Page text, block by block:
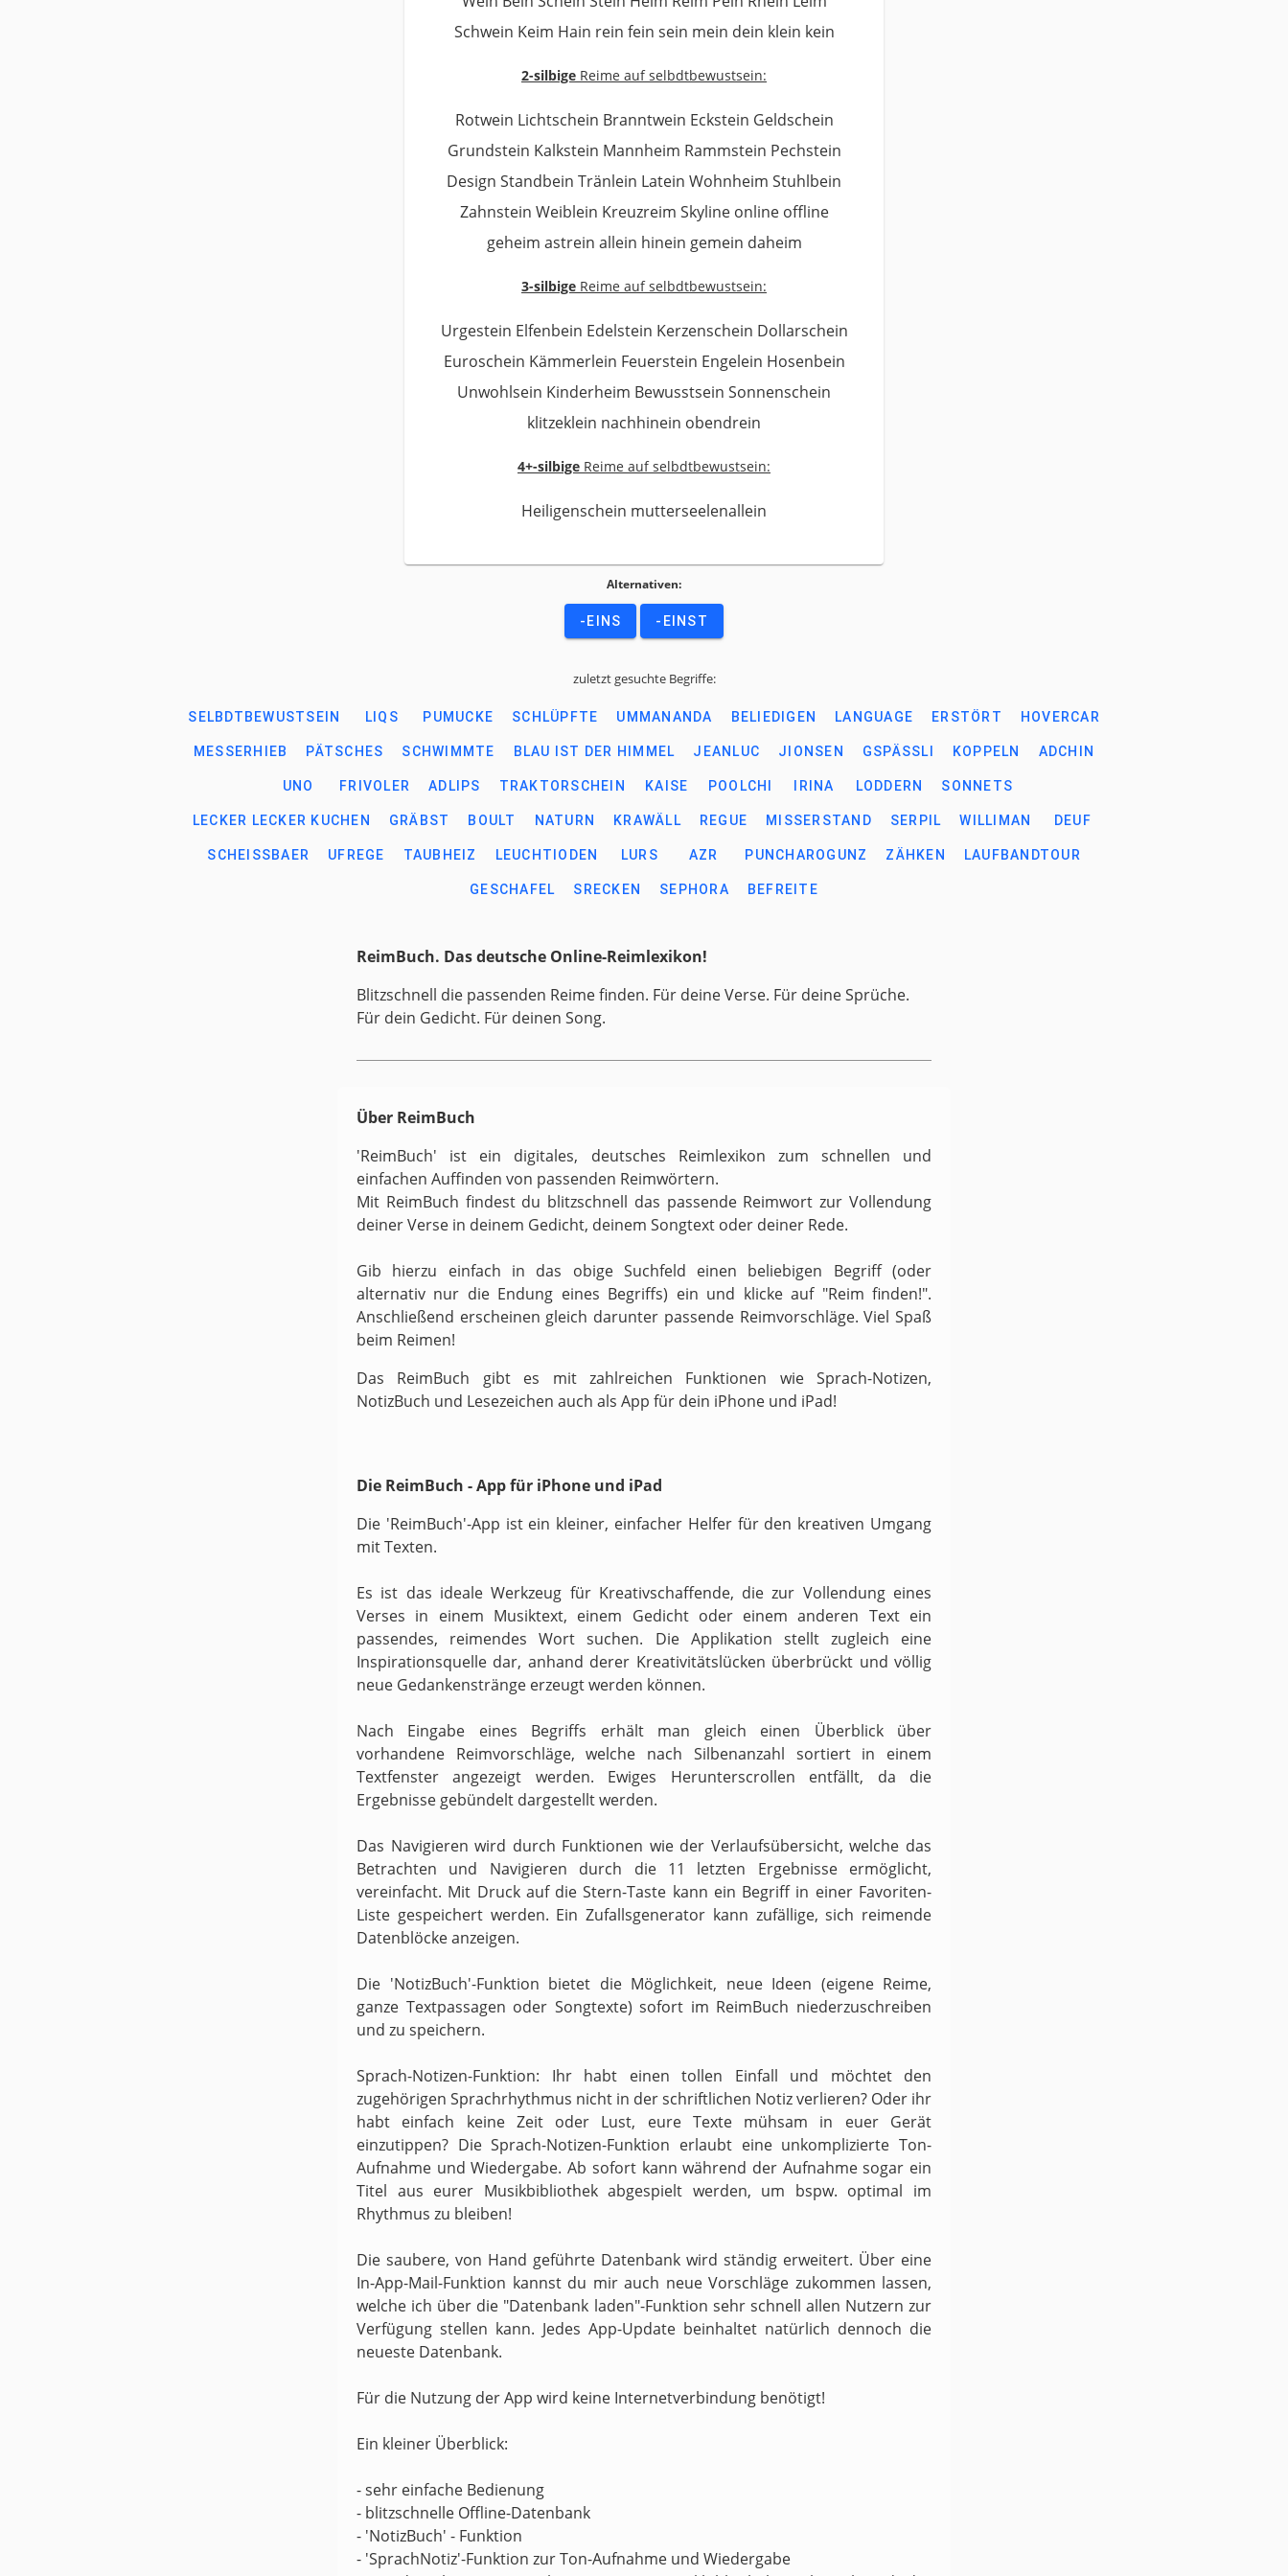
Schwein Keim Hain rein fein sein mein dein klein kein
2-silbige Reime auf selbdtbewustsein:
Rotwein Lichtschein Branntwein Eckstein Geldschein
Grundstein Kalkstein Mannheim Rammstein Pechstein
Design Standbein Tränlein Latein Wohnheim Stuhlbein
Zahnstein Weiblein Kreuzreim Skyline online offline
geheim astrein allein hinein gemein daheim
3-silbige Reime auf selbdtbewustsein:
Urgestein Elfenbein Edelstein Kerzenschein Dollarschein
Euroschein Kämmerlein Feuerstein Engelein Hosenbein
Unwohlsein Kinderheim Bewusstsein Sonnenschein
klitzeklein nachhinein obendrein
4+-silbige Reime auf selbdtbewustsein:
Heiligenschein mutterseelenallein
Alternativen:
-EINS -EINST
zuletzt gesuchte Begriffe:
SELBDTBEWUSTSEIN LIQS PUMUCKE SCHLÜPFTE UMMANANDA BELIEDIGEN LANGUAGE ERSTÖRT HOVERCAR
MESSERHIEB PÄTSCHES SCHWIMMTE BLAU IST DER HIMMEL JEANLUC JIONSEN GSPÄSSLI KOPPELN ADCHIN
UNO FRIVOLER ADLIPS TRAKTORSCHEIN KAISE POOLCHI IRINA LODDERN SONNETS
LECKER LECKER KUCHEN GRÄBST BOULT NATURN KRAWÄLL REGUE MISSERSTAND SERPIL WILLIMAN DEUF
SCHEISSBAER UFREGE TAUBHEIZ LEUCHTIODEN LURS AZR PUNCHAROGUNZ ZÄHKEN LAUFBANDTOUR
GESCHAFEL SRECKEN SEPHORA BEFREITE
ReimBuch. Das deutsche Online-Reimlexikon!
Blitzschnell die passenden Reime finden. Für deine Verse. Für deine Sprüche.
Für dein Gedicht. Für deinen Song.
Über ReimBuch
'ReimBuch' ist ein digitales, deutsches Reimlexikon zum schnellen und
einfachen Auffinden von passenden Reimwörtern.
Mit ReimBuch findest du blitzschnell das passende Reimwort zur Vollendung
deiner Verse in deinem Gedicht, deinem Songtext oder deiner Rede.
Gib hierzu einfach in das obige Suchfeld einen beliebigen Begriff (oder
alternativ nur die Endung eines Begriffs) ein und klicke auf "Reim finden!".
Anschließend erscheinen gleich darunter passende Reimvorschläge. Viel Spaß
beim Reimen!
Das ReimBuch gibt es mit zahlreichen Funktionen wie Sprach-Notizen,
NotizBuch und Lesezeichen auch als App für dein iPhone und iPad!
Die ReimBuch - App für iPhone und iPad
Die 'ReimBuch'-App ist ein kleiner, einfacher Helfer für den kreativen Umgang
mit Texten.
Es ist das ideale Werkzeug für Kreativschaffende, die zur Vollendung eines
Verses in einem Musiktext, einem Gedicht oder einem anderen Text ein
passendes, reimendes Wort suchen. Die Applikation stellt zugleich eine
Inspirationsquelle dar, anhand derer Kreativitätslücken überbrückt und völlig
neue Gedankenstränge erzeugt werden können.
Nach Eingabe eines Begriffs erhält man gleich einen Überblick über
vorhandene Reimvorschläge, welche nach Silbenanzahl sortiert in einem
Textfenster angezeigt werden. Ewiges Herunterscrollen entfällt, da die
Ergebnisse gebündelt dargestellt werden.
Das Navigieren wird durch Funktionen wie der Verlaufsübersicht, welche das
Betrachten und Navigieren durch die 11 letzten Ergebnisse ermöglicht,
vereinfacht. Mit Druck auf die Stern-Taste kann ein Begriff in einer Favoriten-
Liste gespeichert werden. Ein Zufallsgenerator kann zufällige, sich reimende
Datenblöcke anzeigen.
Die 'NotizBuch'-Funktion bietet die Möglichkeit, neue Ideen (eigene Reime,
ganze Textpassagen oder Songtexte) sofort im ReimBuch niederzuschreiben
und zu speichern.
Sprach-Notizen-Funktion: Ihr habt einen tollen Einfall und möchtet den
zugehörigen Sprachrhythmus nicht in der schriftlichen Notiz verlieren? Oder ihr
habt einfach keine Zeit oder Lust, eure Texte mühsam in euer Gerät
einzutippen? Die Sprach-Notizen-Funktion erlaubt eine unkomplizierte Ton-
Aufnahme und Wiedergabe. Ab sofort kann während der Aufnahme sogar ein
Titel aus eurer Musikbibliothek abgespielt werden, um bspw. optimal im
Rhythmus zu bleiben!
Die saubere, von Hand geführte Datenbank wird ständig erweitert. Über eine
In-App-Mail-Funktion kannst du mir auch neue Vorschläge zukommen lassen,
welche ich über die "Datenbank laden"-Funktion sehr schnell allen Nutzern zur
Verfügung stellen kann. Jedes App-Update beinhaltet natürlich dennoch die
neueste Datenbank.
Für die Nutzung der App wird keine Internetverbindung benötigt!
Ein kleiner Überblick:
- sehr einfache Bedienung
- blitzschnelle Offline-Datenbank
- 'NotizBuch' - Funktion
- 'SprachNotiz'-Funktion zur Ton-Aufnahme und Wiedergabe